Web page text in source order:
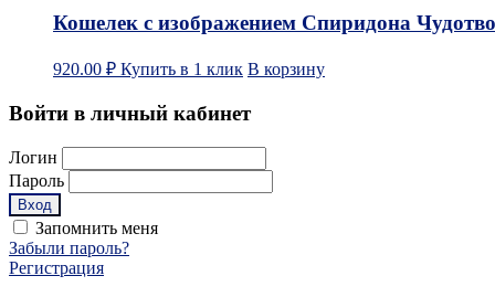
Кошелек с изображением Спиридона
920.00 ₽ Купить в 1 клик В корзину
Войти в личный кабинет
Логин
Пароль
Запомнить меня
Забыли пароль?
Регистрация